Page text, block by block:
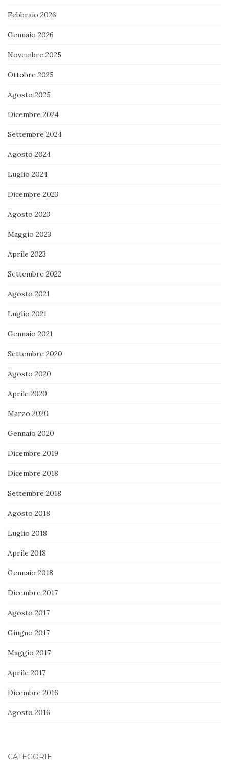
Febbraio 2026
Gennaio 2026
Novembre 2025
Ottobre 2025
Agosto 2025
Dicembre 2024
Settembre 2024
Agosto 2024
Luglio 2024
Dicembre 2023
Agosto 2023
Maggio 2023
Aprile 2023
Settembre 2022
Agosto 2021
Luglio 2021
Gennaio 2021
Settembre 2020
Agosto 2020
Aprile 2020
Marzo 2020
Gennaio 2020
Dicembre 2019
Dicembre 2018
Settembre 2018
Agosto 2018
Luglio 2018
Aprile 2018
Gennaio 2018
Dicembre 2017
Agosto 2017
Giugno 2017
Maggio 2017
Aprile 2017
Dicembre 2016
Agosto 2016
CATEGORIE